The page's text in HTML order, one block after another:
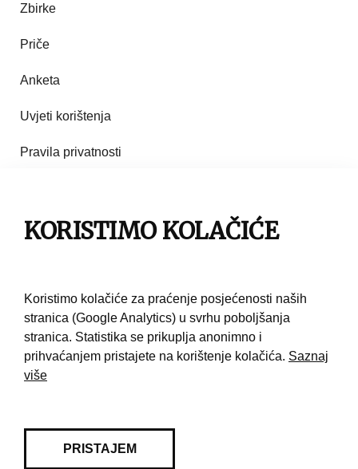
Zbirke
Priče
Anketa
Uvjeti korištenja
Pravila privatnosti
Pravila korištenja
KORISTIMO KOLAČIĆE
Koristimo kolačiće za praćenje posjećenosti naših
stranica (Google Analytics) u svrhu poboljšanja
stranica. Statistika se prikuplja anonimno i
prihvaćanjem pristajete na korištenje kolačića. Saznaj
više
PRISTAJEM